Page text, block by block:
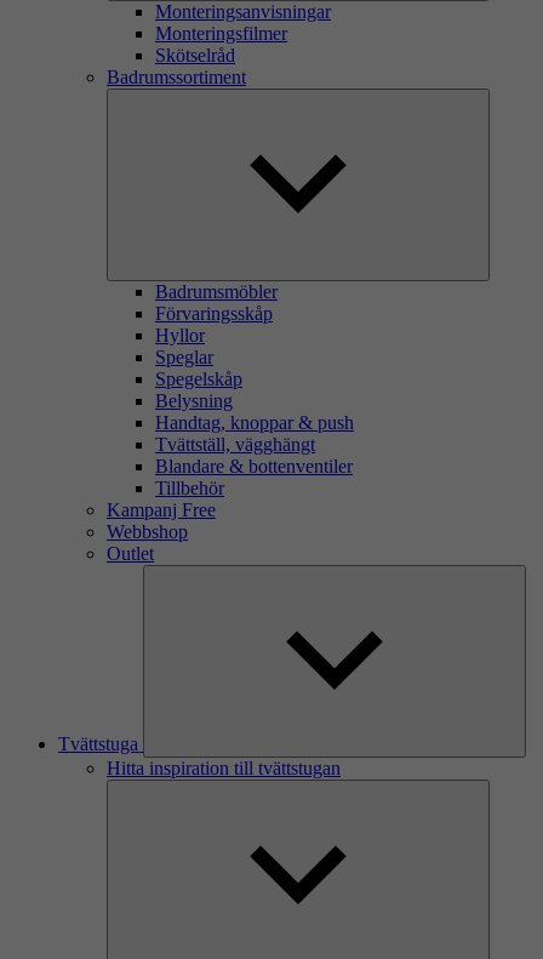
Monteringsanvisningar
Monteringsfilmer
Skötselråd
Badrumssortiment
Badrumsmöbler
Förvaringsskåp
Hyllor
Speglar
Spegelskåp
Belysning
Handtag, knoppar & push
Tvättställ, vägghängt
Blandare & bottenventiler
Tillbehör
Kampanj Free
Webbshop
Outlet
Tvättstuga
Hitta inspiration till tvättstugan